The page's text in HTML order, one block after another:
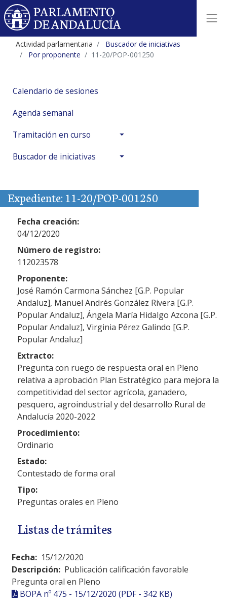
Actividad parlamentaria
Buscador de iniciativas
Por proponente
11-20/POP-001250
Calendario de sesiones
Agenda semanal
Tramitación en curso
Buscador de iniciativas
Expediente: 11-20/POP-001250
Fecha creación:
04/12/2020
Número de registro:
112023578
Proponente:
José Ramón Carmona Sánchez [G.P. Popular
Andaluz], Manuel Andrés González Rivera [G.P.
Popular Andaluz], Ángela María Hidalgo Azcona [G.P.
Popular Andaluz], Virginia Pérez Galindo [G.P.
Popular Andaluz]
Extracto:
Pregunta con ruego de respuesta oral en Pleno
relativa a aprobación Plan Estratégico para mejora la
competitividad del sector agrícola, ganadero,
pesquero, agroindustrial y del desarrollo Rural de
Andalucía 2020-2022
Procedimiento:
Ordinario
Estado:
Contestado de forma oral
Tipo:
Preguntas orales en Pleno
Listas de trámites
Fecha: 15/12/2020
Descripción: Publicación calificación favorable
Pregunta oral en Pleno
BOPA nº 475 - 15/12/2020 (PDF - 342 KB)